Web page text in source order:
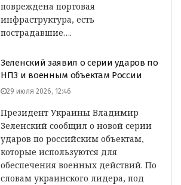
повреждена портовая
инфраструктура, есть
пострадавшие….
Зеленский заявил о серии ударов по
НПЗ и военным объектам России
29 июля 2026, 12:46
Президент Украины Владимир
Зеленский сообщил о новой серии
ударов по российским объектам,
которые используются для
обеспечения военных действий. По
словам украинского лидера, под